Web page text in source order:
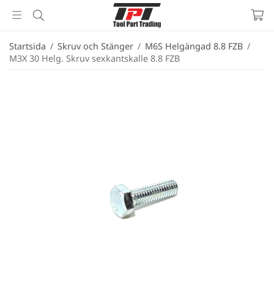
Startsida / Skruv och Stänger / M6S Helgängad 8.8 FZB /
M3X 30 Helg. Skruv sexkantskalle 8.8 FZB